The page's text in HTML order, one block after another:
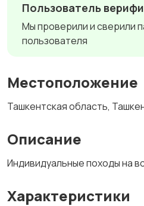
Пользователь
Мы проверили и сверили
пользователя
Местоположение
Ташкентская область,
Описание
Индивидуальные походы на
Характеристики